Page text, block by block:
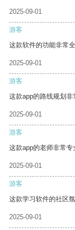
2025-09-01
游客
这款软件的功能非常
2025-09-01
游客
这款app的路线规划非
2025-09-01
游客
这款app的老师非常专
2025-09-01
游客
这款学习软件的社区
2025-09-01